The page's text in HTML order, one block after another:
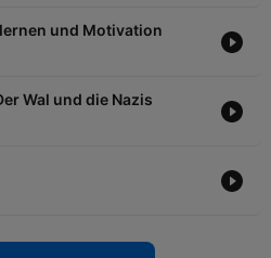
und Motivation
Wal und die Nazis